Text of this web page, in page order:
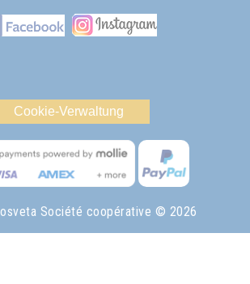
Cookie-Verwaltung
Société coopérative © 2026